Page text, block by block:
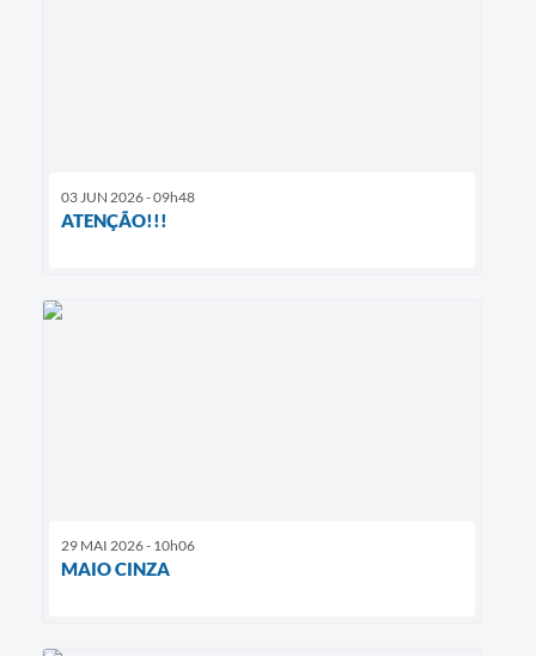
03 JUN 2026 - 09h48
ATENÇÃO!!!
29 MAI 2026 - 10h06
MAIO CINZA